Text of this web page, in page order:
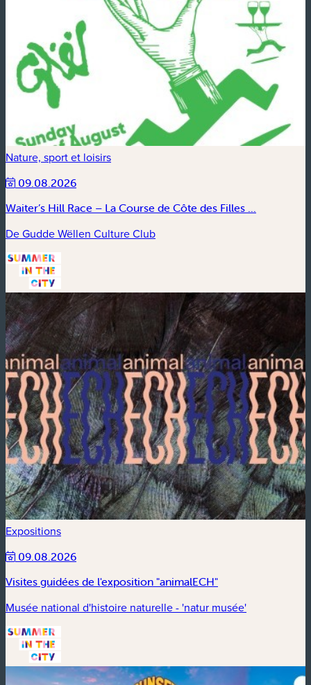
Nature, sport et loisirs
09.08.2026
Waiter’s Hill Race – La Course de Côte des Filles ...
De Gudde Wëllen Culture Club
Expositions
09.08.2026
Visites guidées de l'exposition "animalECH"
Musée national d'histoire naturelle - 'natur musée'